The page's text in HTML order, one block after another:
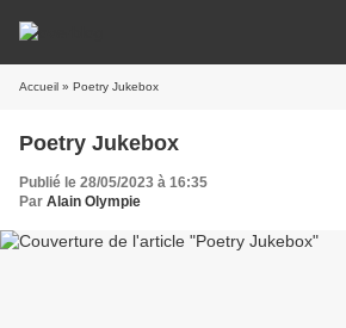
Accueil » Poetry Jukebox
Poetry Jukebox
Publié le 28/05/2023 à 16:35
Par Alain Olympie